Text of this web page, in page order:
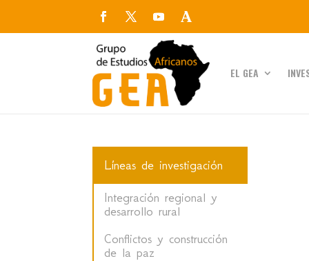
EL GEA
Líneas de investigación
Integración regional y
desarrollo rural
Conflictos y construcción
de la paz